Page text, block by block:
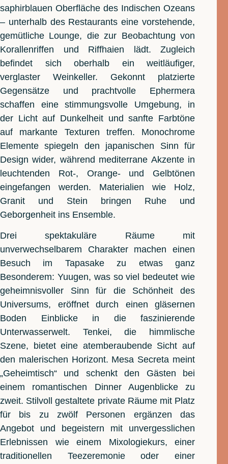
saphirblauen Oberfläche des Indischen Ozeans
– unterhalb des Restaurants eine vorstehende,
gemütliche Lounge, die zur Beobachtung von
Korallenriffen und Riffhaien lädt. Zugleich
befindet sich oberhalb ein weitläufiger,
verglaster Weinkeller. Gekonnt platzierte
Gegensätze und prachtvolle Ephermera
schaffen eine stimmungsvolle Umgebung, in
der Licht auf Dunkelheit und sanfte Farbtöne
auf markante Texturen treffen. Monochrome
Elemente spiegeln den japanischen Sinn für
Design wider, während mediterrane Akzente in
leuchtenden Rot-, Orange- und Gelbtönen
eingefangen werden. Materialien wie Holz,
Granit und Stein bringen Ruhe und
Geborgenheit ins Ensemble.
Drei spektakuläre Räume mit
unverwechselbarem Charakter machen einen
Besuch im Tapasake zu etwas ganz
Besonderem: Yuugen, was so viel bedeutet wie
geheimnisvoller Sinn für die Schönheit des
Universums, eröffnet durch einen gläsernen
Boden Einblicke in die faszinierende
Unterwasserwelt. Tenkei, die himmlische
Szene, bietet eine atemberaubende Sicht auf
den malerischen Horizont. Mesa Secreta meint
„Geheimtisch“ und schenkt den Gästen bei
einem romantischen Dinner Augenblicke zu
zweit. Stilvoll gestaltete private Räume mit Platz
für bis zu zwölf Personen ergänzen das
Angebot und begeistern mit unvergesslichen
Erlebnissen wie einem Mixologiekurs, einer
traditionellen Teezeremonie oder einer